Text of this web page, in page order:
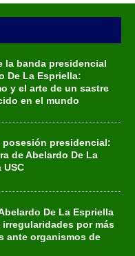
la banda presidencial
De La Espriella:
y el arte de un sastre
en el mundo
posesión presidencial:
de Abelardo De La
USC
De La Espriella
por más
ante organismos de